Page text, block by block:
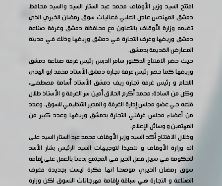
افتتح السيد وزير الأوقاف محمد عبد الستار السيد والسيد محافظ
دمشق المهندس عادل العلبي فعاليات سوق رمضان الخيري الذي
تقيمه وزارة الأوقاف بالتعاون مع محافظة دمشق وغرفة صناعة
دمشق وريفها وغرف التجارة في دمشق وريفها وذلك في مدينة
المعارض القديمة بدمشق.
حيث حضر الافتتاح الدكتور سامر الدبس رئيس غرفة صناعة دمشق
وريفها كما حضر رئيس غرفة تجارة دمشق الأستاذ محمد ابو الهدى
اللحام و رئيس غرفة تجارة ريف دمشق الأستاذ أسامة مصطفى،
وكل من السادة: محمد أكرم الحلاق أمين سر الغرفة و الأستاذ طلال
قلعه جي عضو مجلس إدارة الغرفة و المدير التنظيمي للسوق، وعدد
من أعضاء مجلس غرفتي التجارة بدمشق وريفها وعدد كبير من
المهتمين و وسائل الإعلام.
وخلال الافتتاح أكد السيد وزير الأوقاف محمد عبد الستار السيد على
انه وزارة الأوقاف و تنفيذا لتوجيهات السيد الرئيس بشار الأسد
للحكومة في سبيل فعل الخير في المجتمع بدءنا بالعمل على إقامة
سوق رمضان الخيري موضحا انها فكرة ليست بجديدة فغرف
الصناعة و التجارة هي سباقة بإقامة مهرجانات التسوق لكن وزارة